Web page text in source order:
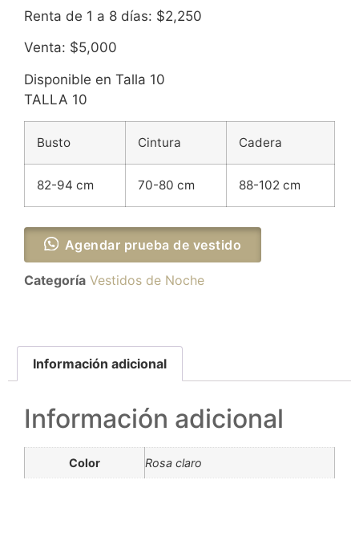
Renta de 1 a 8 días: $2,250
Venta: $5,000
Disponible en Talla 10
TALLA 10
Busto Cintura Cadera
82-94 cm 70-80 cm 88-102 cm
Agendar prueba de vestido
Categoría Vestidos de Noche
Información adicional
Información adicional
Color Rosa claro